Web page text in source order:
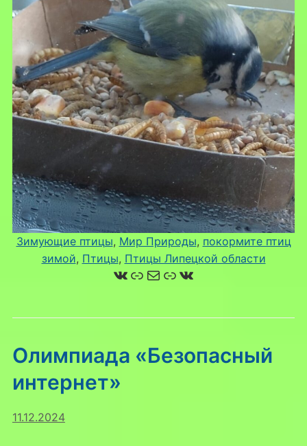
Зимующие птицы, Мир Природы, покормите птиц
зимой, Птицы, Птицы Липецкой области
ВКонтакте
Ссылка
Почта
Ссылка
ВКонтакте
Олимпиада «Безопасный
интернет»
11.12.2024